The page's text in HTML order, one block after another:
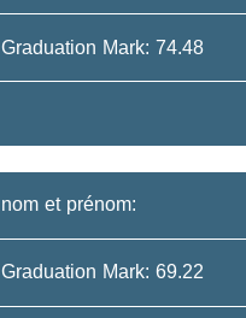
Graduation Mark: 74.48
nom et prénom:
Graduation Mark: 69.22